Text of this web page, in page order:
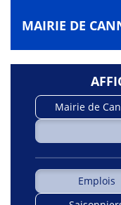
MAIRIE DE
Mairie de
Emplois